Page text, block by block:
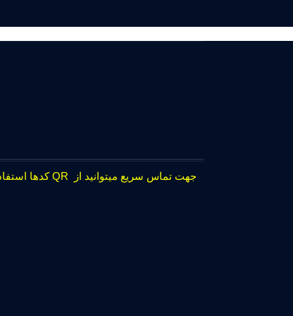
جهت تماس سریع میتوانید از QR کدها استفاده نمایید.